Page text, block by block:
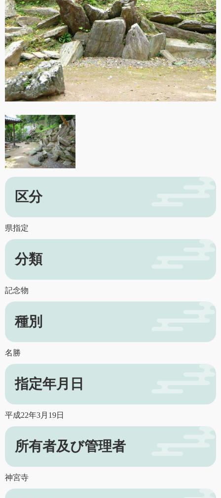
区分
県指定
分類
記念物
種別
名勝
指定年月日
平成22年3月19日
所有者及び管理者
神宮寺